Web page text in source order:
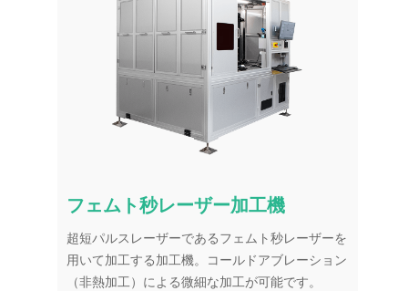
フェムト秒レーザー加工機
超短パルスレーザーであるフェムト秒レーザーを
用いて加工する加工機。コールドアブレーション
（非熱加工）による微細な加工が可能です。